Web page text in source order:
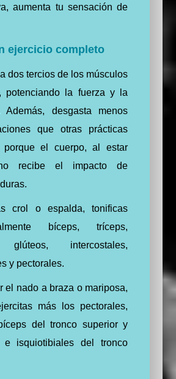
aumenta tu sensación de
completo
dos tercios de los músculos
potenciando la fuerza y la
Además, desgasta menos
que otras prácticas
porque el cuerpo, al estar
recibe el impacto de
crol o espalda, tonificas
bíceps, tríceps,
glúteos, intercostales,
y pectorales.
el nado a braza o mariposa,
más los pectorales,
del tronco superior y
e isquiotibiales del tronco